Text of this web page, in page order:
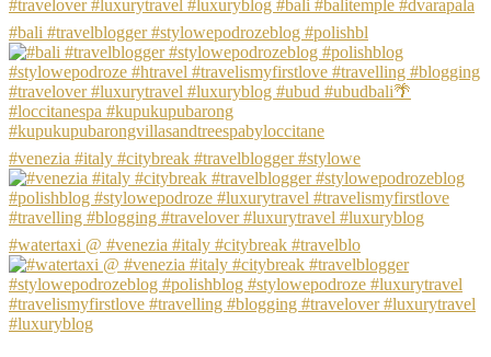
#bali #travelblogger #stylowepodrozeblog #polishbl
#venezia #italy #citybreak #travelblogger #stylowe
#watertaxi @ #venezia #italy #citybreak #travelblo